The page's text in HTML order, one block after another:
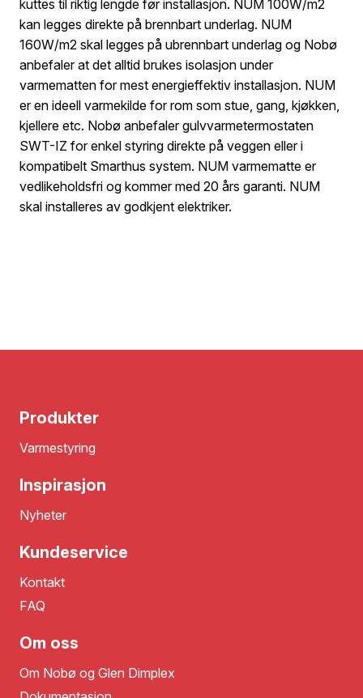
kuttes til riktig lengde før installasjon. NUM 100W/m2
kan legges direkte på brennbart underlag. NUM
160W/m2 skal legges på ubrennbart underlag og Nobø
anbefaler at det alltid brukes isolasjon under
varmematten for mest energieffektiv installasjon. NUM
er en ideell varmekilde for rom som stue, gang, kjøkken,
kjellere etc. Nobø anbefaler gulvvarmetermostaten
SWT-IZ for enkel styring direkte på veggen eller i
kompatibelt Smarthus system. NUM varmematte er
vedlikeholdsfri og kommer med 20 års garanti. NUM
skal installeres av godkjent elektriker.
Produkter
Varmestyring
Inspirasjon
Nyheter
Kundeservice
Kontakt
FAQ
Om oss
Om Nobø og Glen Dimplex